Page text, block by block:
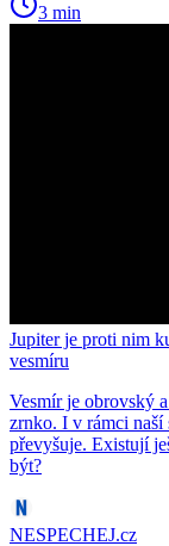
3 min
Jupiter je proti nim
vesmíru
Vesmír je obrovský
zrnko. I v rámci naší
převyšuje. Existují
být?
NESPECHEJ.cz